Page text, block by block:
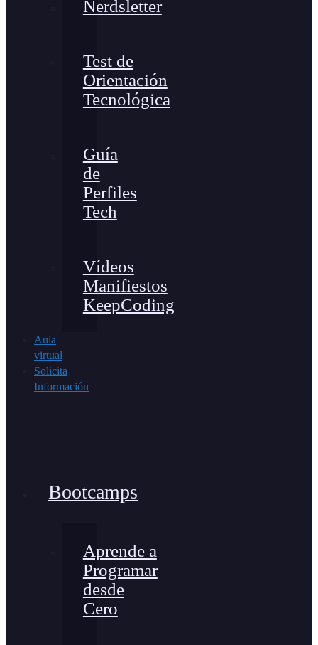
Nerdsletter
Test de
Orientación
Tecnológica
Guía
de
Perfiles
Tech
Vídeos
Manifiestos
KeepCoding
Aula
virtual
Solicita
Información
Bootcamps
Aprende a
Programar
desde
Cero